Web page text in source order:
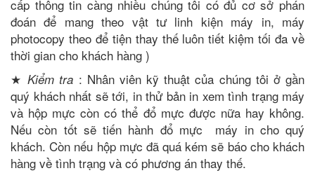
cấp thông tin càng nhiều chúng tôi có đủ cơ sở phán
đoán để mang theo vật tư linh kiện máy in, máy
photocopy theo để tiện thay thế luôn tiết kiệm tối đa về
thời gian cho khách hàng )
★Kiểm tra : Nhân viên kỹ thuật của chúng tôi ở gần
quý khách nhất sẽ tới, in thử bản in xem tình trạng máy
và hộp mực còn có thể đổ mực được nữa hay không.
Nếu còn tốt sẽ tiến hành đổ mực máy in cho quý
khách. Còn nếu hộp mực đã quá kém sẽ báo cho khách
hàng về tình trạng và có phương án thay thế.